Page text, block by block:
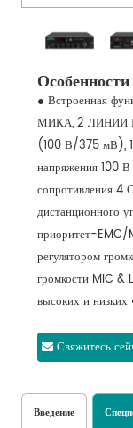
Особенности
● Встроенная
МИКА, 2 ЛИНИИ
(100 В/375 мВ),
напряжения 100
сопротивления
дистанционного
приоритет-EMC/
регулятором
громкости MIC &
высоких и низких
Свяжитесь
Введение